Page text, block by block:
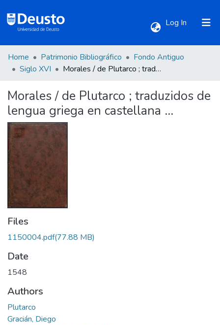
Log In (current)
Communities & Collections
All of DSpace
Statistics
Home Patrimonio Bibliográfico
Fondo Antiguo
Siglo XVI
Morales / de Plutarco ; traduzidos de lengua griega en castellana ...
Morales / de Plutarco ; traduzidos de
lengua griega en castellana ...
Files
1150004.pdf(77.88 MB)
Date
1548
Authors
Plutarco
Gracián, Diego